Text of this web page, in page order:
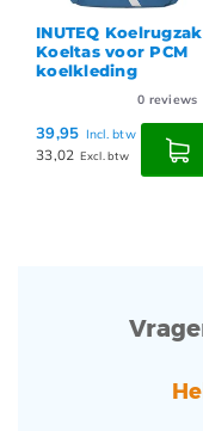
INUTEQ
Koeltas voor PCM
koelkleding
0 reviews
39,95 Incl. btw
33,02 Excl. btw